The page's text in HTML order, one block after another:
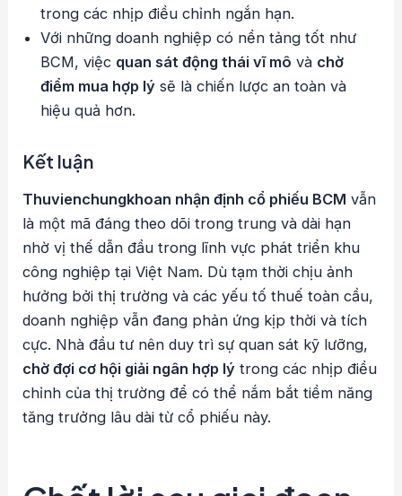
trong các nhịp điều chỉnh ngắn hạn.
Với những doanh nghiệp có nền tảng tốt như
BCM, việc quan sát động thái vĩ mô và chờ
điểm mua hợp lý sẽ là chiến lược an toàn và
hiệu quả hơn.
Kết luận
Thuvienchungkhoan nhận định cổ phiếu BCM vẫn
là một mã đáng theo dõi trong trung và dài hạn
nhờ vị thế dẫn đầu trong lĩnh vực phát triển khu
công nghiệp tại Việt Nam. Dù tạm thời chịu ảnh
hưởng bởi thị trường và các yếu tố thuế toàn cầu,
doanh nghiệp vẫn đang phản ứng kịp thời và tích
cực. Nhà đầu tư nên duy trì sự quan sát kỹ lưỡng,
chờ đợi cơ hội giải ngân hợp lý trong các nhịp điều
chỉnh của thị trường để có thể nắm bắt tiềm năng
tăng trưởng lâu dài từ cổ phiếu này.